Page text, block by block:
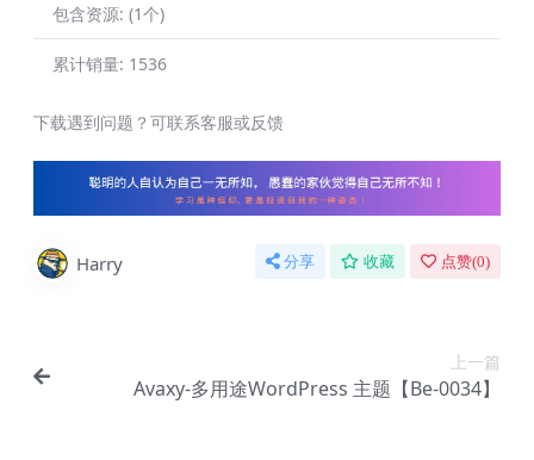
包含资源: (1个)
累计销量: 1536
下载遇到问题？可联系客服或反馈
Harry 分享 收藏 点赞(0)
上一篇
Avaxy-多用途WordPress 主题【Be-0034】